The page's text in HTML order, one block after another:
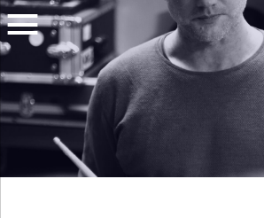
L
U
C
EURASIAN
PSYCH
FUSION
MENU